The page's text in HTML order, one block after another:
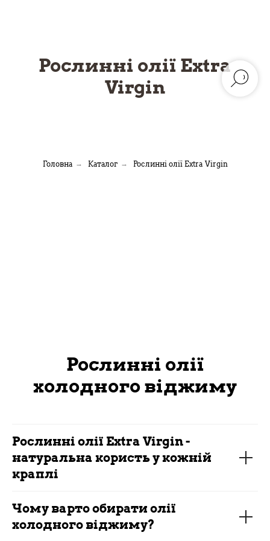
Рослинні олії Extra
Virgin
Головна → Каталог → Рослинні олії Extra Virgin
Рослинні олії
холодного віджиму
Рослинні олії Extra Virgin -
натуральна користь у кожній
краплі
Чому варто обирати олії
холодного віджиму?